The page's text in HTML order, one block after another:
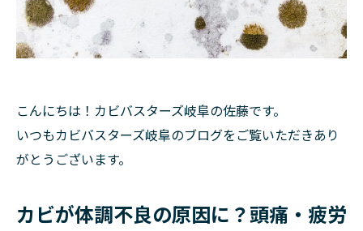
こんにちは！カビバスターズ岐阜の佐藤です。
いつもカビバスターズ岐阜のブログをご覧いただきあり
がとうございます。
カビが体調不良の原因に？頭痛・疲労